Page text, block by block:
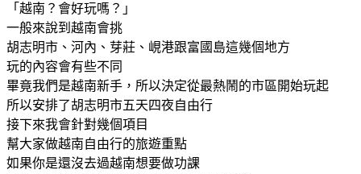
「越南？會好玩嗎？」
一般來說到越南會挑
胡志明市、河內、芽莊、峴港跟富國島這幾個地方
玩的內容會有些不同
畢竟我們是越南新手，所以決定從最熱鬧的市區開始玩起
所以安排了胡志明市五天四夜自由行
接下來我會針對幾個項目
幫大家做越南自由行的旅遊重點
如果你是還沒去過越南想要做功課